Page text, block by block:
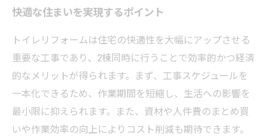
快適な住まいを実現するポイント
トイレリフォームは住宅の快適性を大幅にアップさせる
重要な工事であり、2棟同時に行うことで効率的かつ経済
的なメリットが得られます。まず、工事スケジュールを
一本化できるため、作業期間を短縮し、生活への影響を
最小限に抑えられます。また、資材や人件費のまとめ買
いや作業効率の向上によりコスト削減も期待できます。